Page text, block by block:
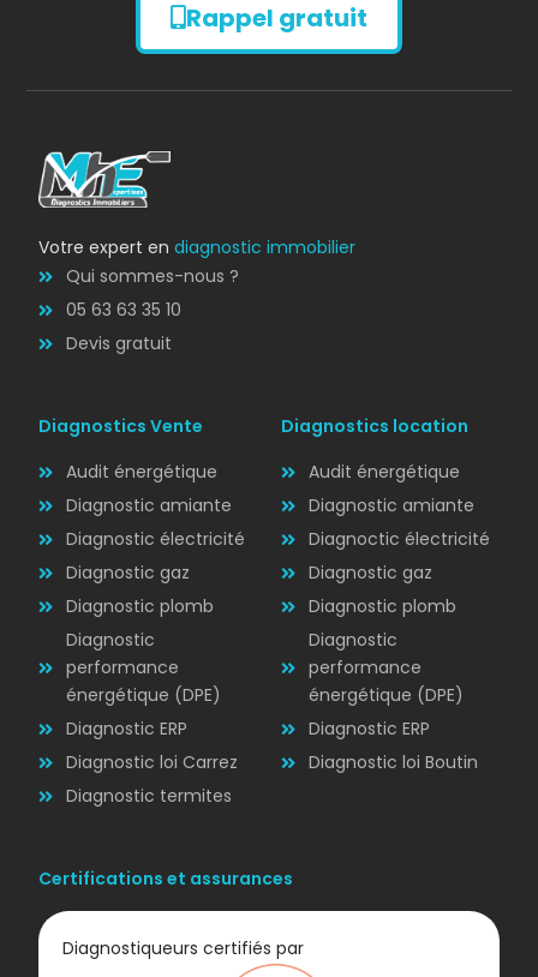
Diagnostic
AMIANTE
Diagnostic
ÉLECTRICITÉ
Rappel gratuit
Votre expert endiagnostic immobilier
Qui sommes-nous ?
05 63 63 35 10
Devis gratuit
Diagnostics Vente
Audit énergétique
Diagnostic amiante
Diagnostic électricité
Diagnostic gaz
Diagnostic plomb
Diagnostic
performance
énergétique (DPE)
Diagnostic ERP
Diagnostic loi Carrez
Diagnostic termites
Diagnostics location
Audit énergétique
Diagnostic amiante
Diagnoctic électricité
Diagnostic gaz
Diagnostic plomb
Diagnostic
performance
énergétique (DPE)
Diagnostic ERP
Diagnostic loi Boutin
Certifications et assurances
Diagnostiqueurs certifiés par